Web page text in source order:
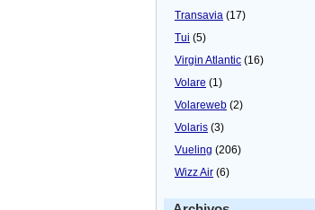
Transavia (17)
Tui (5)
Virgin Atlantic (16)
Volare (1)
Volareweb (2)
Volaris (3)
Vueling (206)
Wizz Air (6)